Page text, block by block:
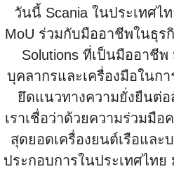
วันนี้ Scania ในประเทศไ
MoU ร่วมกับมืออาชีพในธุร
Solutions ที่เป็นมืออาชี
บุคลากรและเครื่องมือในก
ยึดแนวทางความยั่งยืนต่
เราเชื่อว่าด้วยความร่วมมือ
สุดยอดเครื่องยนต์เรือและ
ประกอบการในประเทศไทย